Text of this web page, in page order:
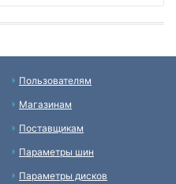
Пользователям
Магазинам
Поставщикам
Параметры шин
Параметры дисков